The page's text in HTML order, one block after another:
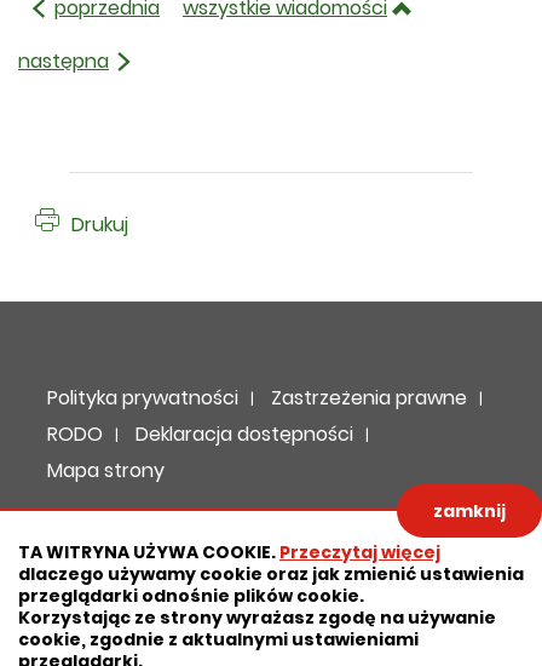
TA WITRYNA UŻYWA COOKIE. Przeczytaj więcej
dlaczego używamy cookie oraz jak zmienić ustawienia
przeglądarki odnośnie plików cookie.
Korzystając ze strony wyrażasz zgodę na używanie
cookie, zgodnie z aktualnymi ustawieniami
przeglądarki.
zamknij
poprzednia
wszystkie wiadomości
następna
Drukuj
Polityka prywatności
Zastrzeżenia prawne
RODO
Deklaracja dostępności
Mapa strony
Projekt: IntraCOM.pl